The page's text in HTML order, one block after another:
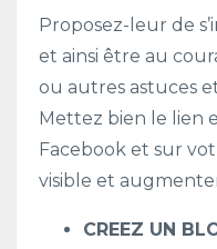
Proposez-leur de
et ainsi être au
ou autres astuces
Mettez bien le lien
Facebook et sur
visible et
CREEZ UN